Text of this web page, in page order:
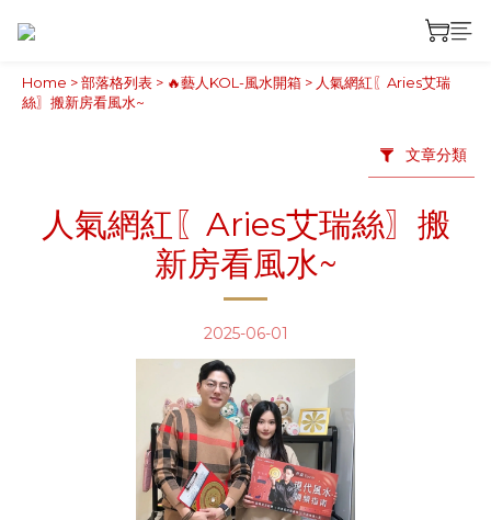
Home >部落格列表 > 🔥藝人KOL-風水開箱 > 人氣網紅〖Aries艾瑞
絲〗搬新房看風水~
文章分類
人氣網紅〖Aries艾瑞絲〗搬
新房看風水~
2025-06-01